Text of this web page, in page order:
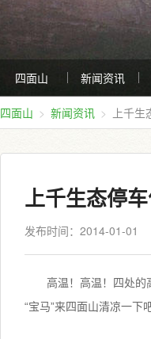
四面山 新闻资讯
四面山 新闻资讯 上千
上千生态停
发布时间：2014-01-01
高温！高温！四处的
“宝马”来四面山清凉一